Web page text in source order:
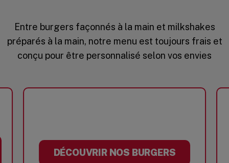
Entre burgers façonnés à la main et milkshakes
préparés à la main, notre menu est toujours frais et
conçu pour être personnalisé selon vos envies
DÉCOUVRIR NOS BURGERS